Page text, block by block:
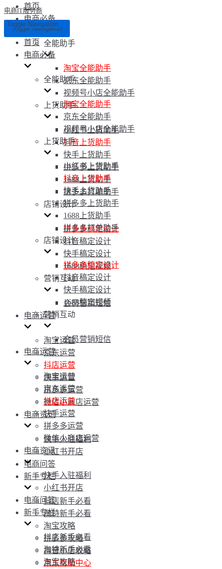
首页
电商必备
全能助手
淘宝全能助手
京东全能助手
视频号小店全能助手
上货助手
小红书上货助手
抖音上货助手
快手上货助手
拼多多上货助手
1688上货助手
拼多多打单助手
店铺设计
拼多多稿定设计
抖音稿定设计
快手稿定设计
1688稿定视频
营销互动
会员营销短信
电商运营
淘宝运营
京东运营
抖店运营
快手运营
拼多多运营
微信小商店运营
电商资讯
快手入驻福利
小红书开店
电商问答
新手专栏
抖店新手必看
淘特新手必看
淘宝攻略
拼多多攻略
抖音小店攻略
京东帮助中心
电商IT服务商
Toggle Navigation
Toggle Navigation
首页
电商必备
全能助手
淘宝全能助手
京东全能助手
视频号小店全能助手
上货助手
小红书上货助手
抖音上货助手
快手上货助手
拼多多上货助手
1688上货助手
拼多多打单助手
店铺设计
拼多多稿定设计
抖音稿定设计
快手稿定设计
1688稿定视频
营销互动
会员营销短信
电商运营
淘宝运营
京东运营
抖店运营
快手运营
拼多多运营
微信小商店运营
电商资讯
快手入驻福利
小红书开店
电商问答
新手专栏
抖店新手必看
淘特新手必看
淘宝攻略